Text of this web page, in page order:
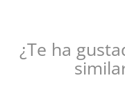
¿Te ha